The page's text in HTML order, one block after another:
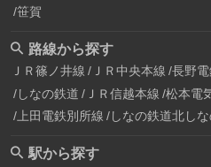
笹賀
路線から探す
ＪＲ篠ノ井線 ＪＲ中央本線 長野
しなの鉄道 ＪＲ信越本線 松本電
上田電鉄別所線 しなの鉄道北し
駅から探す